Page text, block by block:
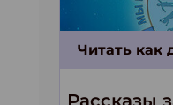
Читать как